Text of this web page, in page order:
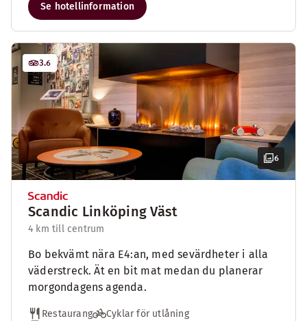
Se hotellinformation
6
3.6
Scandic Linköping Väst
4 km till centrum
Bo bekvämt nära E4:an, med sevärdheter i alla
väderstreck. Ät en bit mat medan du planerar
morgondagens agenda.
Restaurang
Cyklar för utlåning